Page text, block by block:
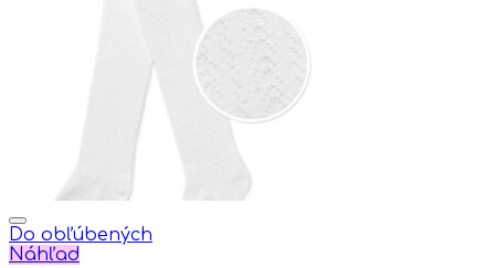
Do obľúbených
Náhľad